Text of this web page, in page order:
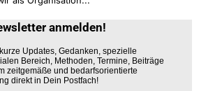
anmelden!
Updates, Gedanken, spezielle
Bereich, Methoden, Termine, Beiträge
zeitgemäße und bedarfsorientierte
direkt in Dein Postfach!